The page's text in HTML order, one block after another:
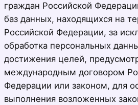
граждан Российской
баз данных, находящихся на
Российской Федерации, за
обработка персональных
достижения целей,
международным договором
Федерации или законом, для
выполнения возложенных